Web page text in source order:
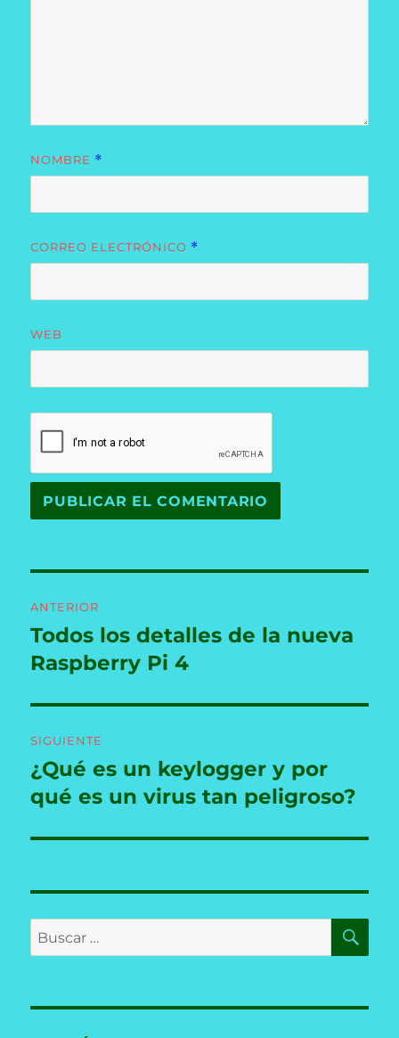
NOMBRE *
CORREO ELECTRÓNICO *
WEB
de
entradas
ANTERIOR
Entrada
anterior:
Todos los detalles de la nueva
Raspberry Pi 4
SIGUIENTE
Entrada
siguiente:
¿Qué es un keylogger y por
qué es un virus tan peligroso?
Buscar
por: